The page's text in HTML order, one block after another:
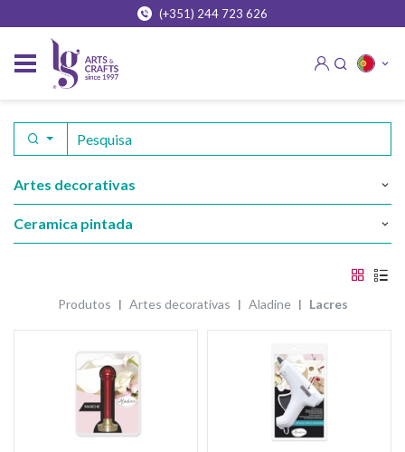
(+351) 244 723 626
artes decorativas
ceramica pintada
produtos artes decorativas aladine lacres